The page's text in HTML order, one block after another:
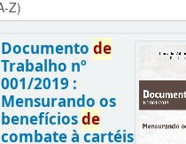
Documento de
Trabalho nº
001/2019 :
Mensurando os
benefíciosde
combate à cartéis